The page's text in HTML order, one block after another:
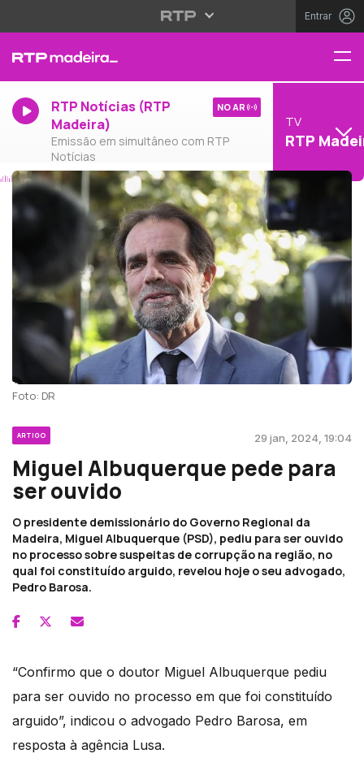
Entrar
RTP Notícias (RTP
Madeira)
Emissão em simultâneo com RTP
Notícias
NO AR
TV
RTP
Foto: DR
ARTIGO 29 jan, 2024, 19:04
Miguel Albuquerque pede para
ser ouvido
O presidente demissionário do Governo Regional da
Madeira, Miguel Albuquerque (PSD), pediu para ser ouvido
no processo sobre suspeitas de corrupção na região, no
qual foi constituído arguido, revelou hoje o seu advogado,
Pedro Barosa.
“Confirmo que o doutor Miguel Albuquerque pediu
para ser ouvido no processo em que foi constituído
arguido”, indicou o advogado Pedro Barosa, em
resposta à agência Lusa.